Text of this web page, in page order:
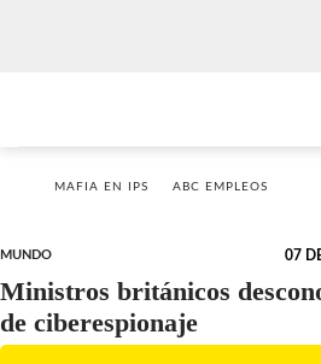
MAFIA EN IPS ABC EMPLEOS
MUNDO 07
Ministros británicos
de ciberespionaje